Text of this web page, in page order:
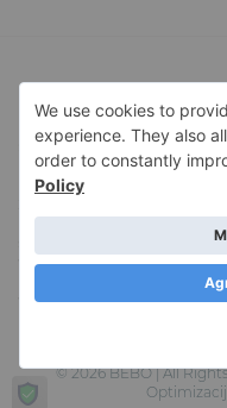
Sadržaj na ovom sajtu je
namenjen kao medicinski,
bilo kakve posledice koje
stručnjakom. Za više
vezi sa istim, pročitajte naše
kako bi sačuvao korisne
veb-sajta podrazumeva vaš
© 2026 BEBO | All